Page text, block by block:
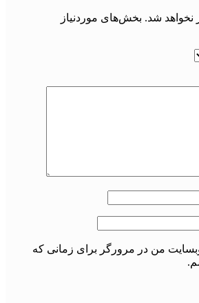
نخواهد شد. بخش‌های موردنیاز
وبسایت من در مرورگر برای زمانی که